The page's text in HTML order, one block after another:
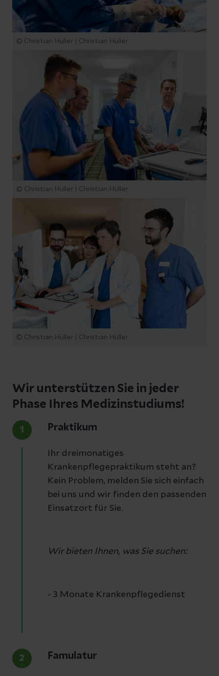
© Christian Hüller | Christian Hüller
© Christian Hüller | Christian Hüller
© Christian Hüller | Christian Hüller
Wir unterstützen Sie in jeder
Phase Ihres Medizinstudiums!
1 Praktikum
Ihr dreimonatiges
Krankenpflegepraktikum steht an?
Kein Problem, melden Sie sich einfach
bei uns und wir finden den passenden
Einsatzort für Sie.
Wir bieten Ihnen, was Sie suchen:
- 3 Monate Krankenpflegedienst
2 Famulatur